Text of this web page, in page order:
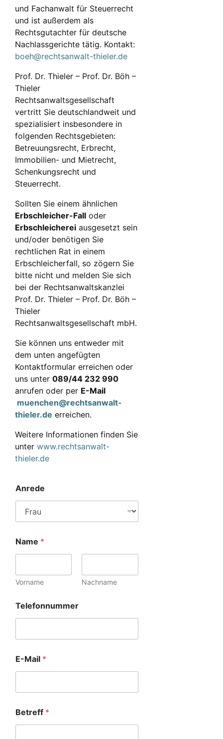
und Fachanwalt für Steuerrecht
und ist außerdem als
Rechtsgutachter für deutsche
Nachlassgerichte tätig. Kontakt:
boeh@rechtsanwalt-thieler.de
Prof. Dr. Thieler – Prof. Dr. Böh –
Thieler
Rechtsanwaltsgesellschaft
vertritt Sie deutschlandweit und
spezialisiert insbesondere in
folgenden Rechtsgebieten:
Betreuungsrecht, Erbrecht,
Immobilien- und Mietrecht,
Schenkungsrecht und
Steuerrecht.
Sollten Sie einem ähnlichen
Erbschleicher-Fall oder
Erbschleicherei ausgesetzt sein
und/oder benötigen Sie
rechtlichen Rat in einem
Erbschleicherfall, so zögern Sie
bitte nicht und melden Sie sich
bei der Rechtsanwaltskanzlei
Prof. Dr. Thieler – Prof. Dr. Böh –
Thieler
Rechtsanwaltsgesellschaft mbH.
Sie können uns entweder mit
dem unten angefügten
Kontaktformular erreichen oder
uns unter 089/44 232 990
anrufen oder per E-Mail
muenchen@rechtsanwalt-
thieler.de erreichen.
Weitere Informationen finden Sie
unter www.rechtsanwalt-
thieler.de
Anrede
Name *
Vorname Nachname
Telefonnummer
E-Mail *
Betreff *